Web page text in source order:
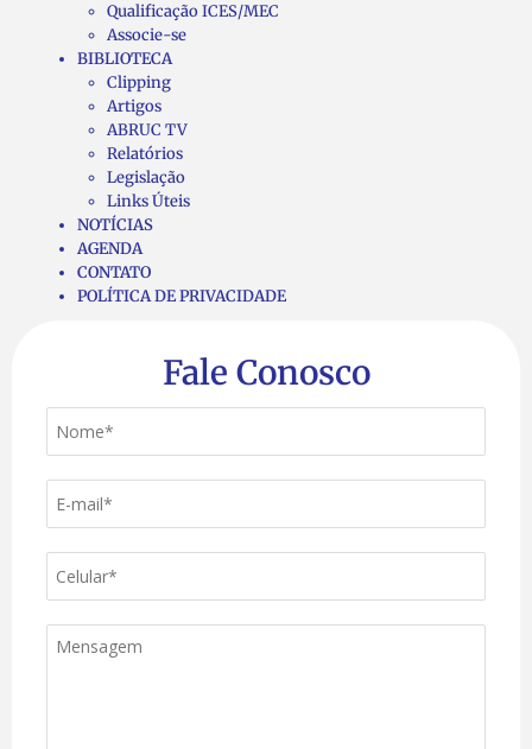
Qualificação ICES/MEC
Associe-se
BIBLIOTECA
Clipping
Artigos
ABRUC TV
Relatórios
Legislação
Links Úteis
NOTÍCIAS
AGENDA
CONTATO
POLÍTICA DE PRIVACIDADE
Fale Conosco